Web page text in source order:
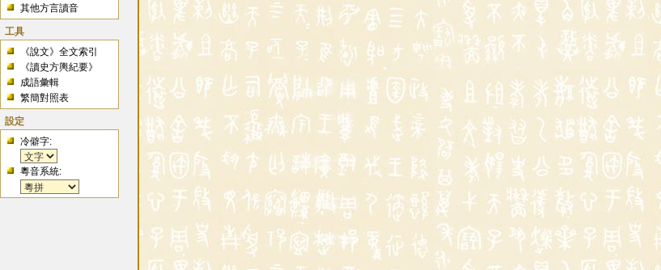
其他方言讀音
工具
《說文》全文索引
《讀史方輿紀要》
成語彙輯
繁簡對照表
設定
冷僻字:
粵音系統: